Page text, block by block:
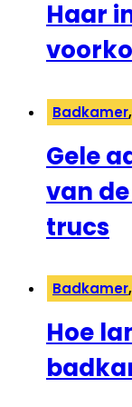
Haar
Badkamer,
Gele
van
trucs
Badkamer,
Hoe